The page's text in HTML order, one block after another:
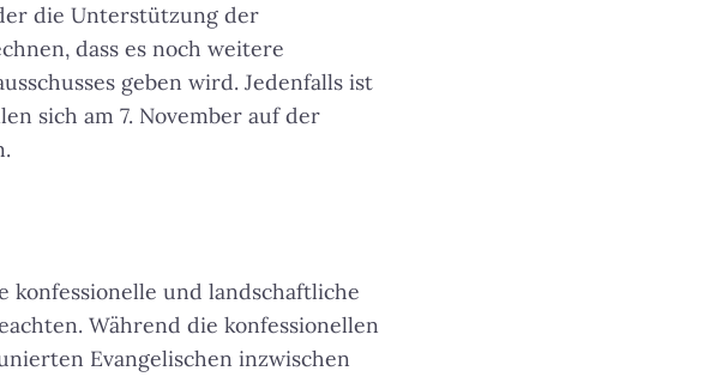
die Unterstützung der
dass es noch weitere
geben wird. Jedenfalls ist
sich am 7. November auf der
konfessionelle und landschaftliche
Während die konfessionellen
Evangelischen inzwischen